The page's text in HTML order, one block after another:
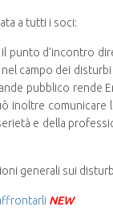
a tutti i soci:
è il punto
campo dei
pubblico rende
inoltre
e della
generali sui
NEW